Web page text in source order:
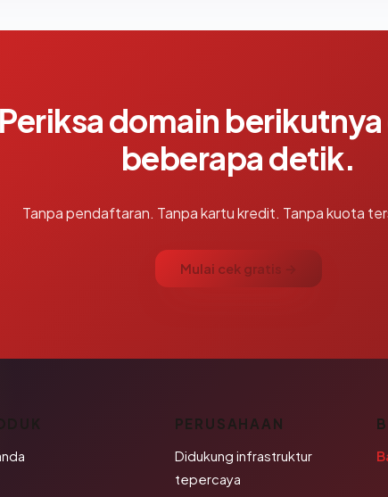
Periksa domain
beberapa detik.
Tanpa pendaftaran. Tanpa kartu kredit. Tanpa kuota
Mulai cek gratis →
PERUSAHAAN
Didukung infrastruktur
tepercaya